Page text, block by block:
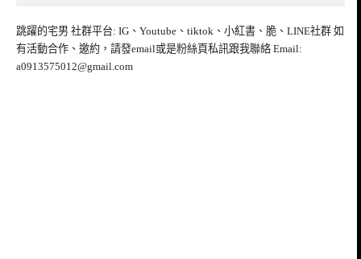
跳躍的宅男 社群平台: IG、Youtube、tiktok、小紅書、脆、LINE社群 如
有活動合作、邀約，請發email或是粉絲頁私訊跟我聯絡 Email:
a0913575012@gmail.com